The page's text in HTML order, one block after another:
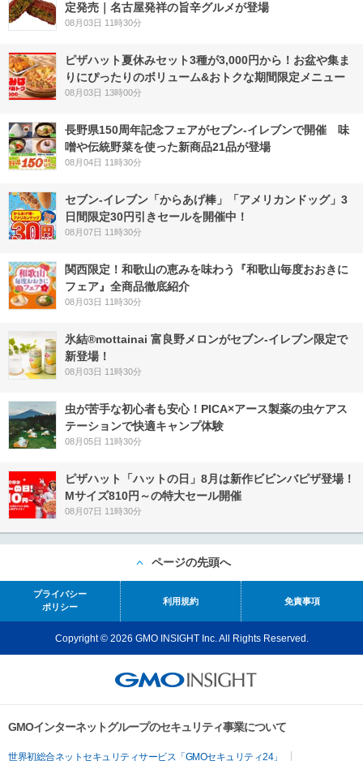
定発売｜名古屋発祥の旨辛グルメが登場
08月03日 11時30分
ピザハット夏休みセット3種が3,000円から！お盆や集ま
りにぴったりのボリューム&おトクな期間限定メニュー
08月03日 13時00分
長野県150周年記念フェアがセブン-イレブンで開催 味
噌や伝統野菜を使った新商品21品が登場
08月04日 11時30分
セブン‐イレブン「からあげ棒」「アメリカンドッグ」3
日間限定30円引きセールを開催中！
08月07日 11時30分
関西限定！和歌山の恵みを味わう『和歌山毎度おおきに
フェア』全商品徹底紹介
08月03日 11時30分
氷結®mottainai 富良野メロンがセブン‐イレブン限定で
新登場！
08月03日 11時30分
虫が苦手な初心者も安心！PICA×アース製薬の虫ケアス
テーションで快適キャンプ体験
08月05日 11時30分
ピザハット「ハットの日」8月は新作ビビンバピザ登場！
Mサイズ810円～の特大セール開催
08月07日 11時30分
ページの先頭へ
プライバシー
ポリシー
利用規約 免責事項
Copyright © 2026 GMO INSIGHT Inc. All Rights Reserved.
GMOインターネットグループのセキュリティ事業について
世界初総合ネットセキュリティサービス「GMOセキュリティ24」